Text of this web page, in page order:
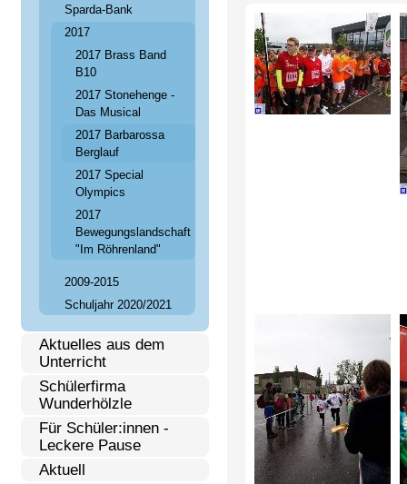
Sparda-Bank
2017
2017 Brass Band
B10
2017 Stonehenge -
Das Musical
2017 Barbarossa
Berglauf
2017 Special
Olympics
2017
Bewegungslandschaft
"Im Röhrenland"
2009-2015
Schuljahr 2020/2021
Aktuelles aus dem
Unterricht
Schülerfirma
Wunderhölzle
Für Schüler:innen -
Leckere Pause
Aktuell